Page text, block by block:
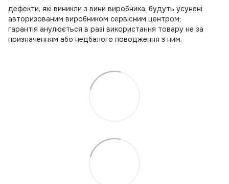
дефекти, які виникли з вини виробника, будуть усунені
авторизованим виробником сервісним центром;
гарантія анулюється в разі використання товару не за
призначенням або недбалого поводження з ним.